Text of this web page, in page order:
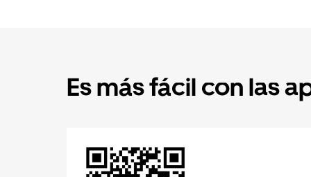
Es más fácil con las